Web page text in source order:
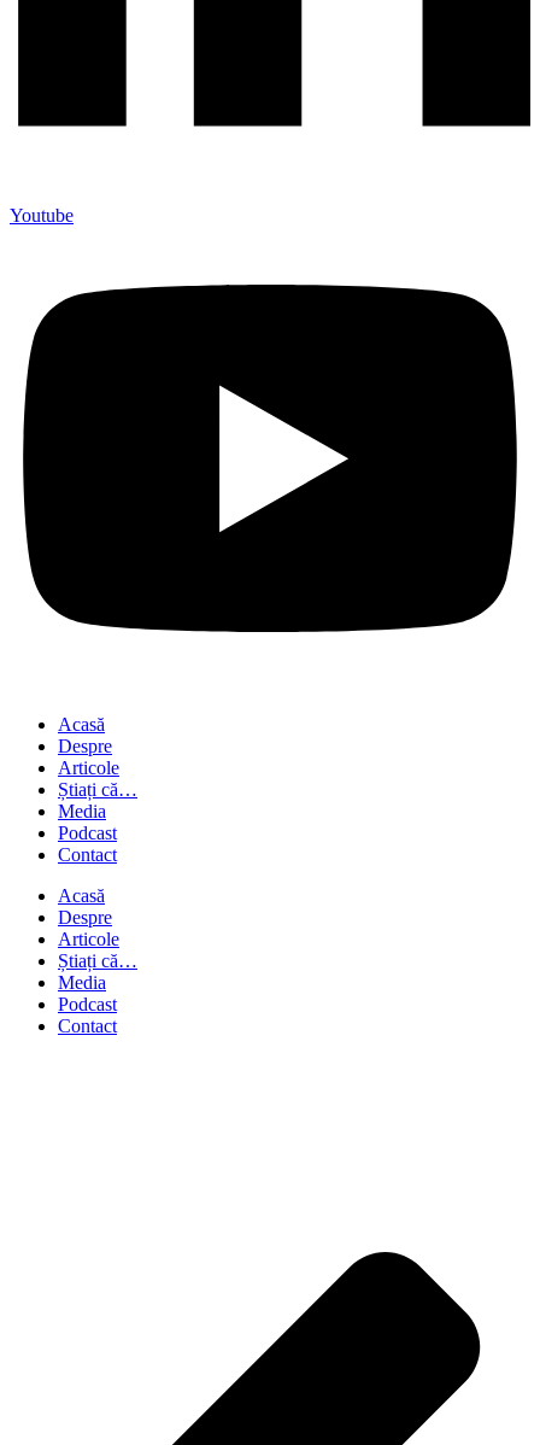
Youtube
Acasă
Despre
Articole
Știați că…
Media
Podcast
Contact
Acasă
Despre
Articole
Știați că…
Media
Podcast
Contact